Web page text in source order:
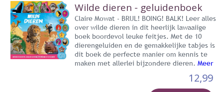
Wilde dieren - geluidenboek
Claire Mowat - BRUL! BOING! BALK! Leer alles
over wilde dieren in dit heerlijk lawaaiige
boek boordevol leuke feitjes. Met de 10
dierengeluiden en de gemakkelijke tabjes is
dit boek de perfecte manier om kennis te
maken met allerlei bijzondere dieren. Meer
12,99